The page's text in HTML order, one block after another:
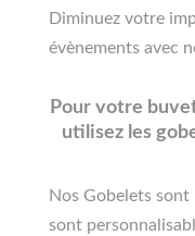
Diminuez votre
évènements avec
Pour votre
utilisez les
Nos Gobelets sont
sont